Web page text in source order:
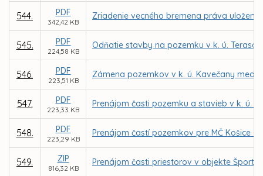
544. PDF
342,42 KB
Zriadenie vecného bremena práva
545. PDF
224,58 KB
Odňatie stavby na pozemku v k. ú. Terasa
546. PDF
223,51 KB
Zámena pozemkov v k. ú. Kavečany
547. PDF
223,33 KB
Prenájom časti pozemku a stavieb v k. ú.
548. PDF
223,29 KB
Prenájom častí pozemkov pre MČ Košice
549. ZIP
816,32 KB
Prenájom časti priestorov v objekte